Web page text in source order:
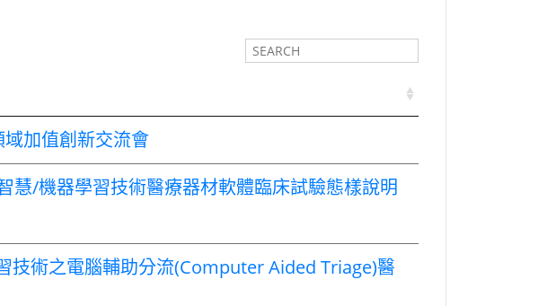
加值創新交流會
慧/機器學習技術醫療器材軟體臨床試驗態樣說明
技術之電腦輔助分流(Computer Aided Triage)醫